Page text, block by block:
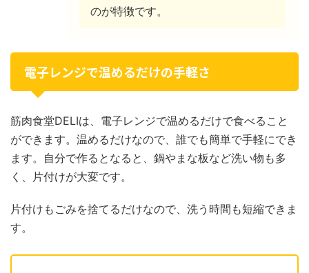
のが特徴です。
電子レンジで温めるだけの手軽さ
筋肉食堂DELIは、電子レンジで温めるだけで食べること
ができます。温めるだけなので、誰でも簡単で手軽にでき
ます。自分で作るとなると、鍋やまな板など洗い物も多
く、片付けが大変です。
片付けもごみを捨てるだけなので、洗う時間も短縮できま
す。